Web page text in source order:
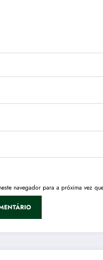
navegador para a próxima vez